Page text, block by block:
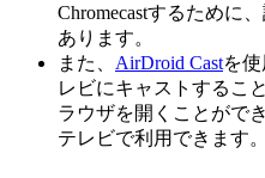
Chromecastするために
あります。
また、 AirDroid Castを
レビにキャストするこ
ラウザを開くことがで
テレビで利用できます。